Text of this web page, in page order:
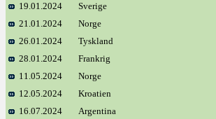
19.01.2024
Sverige
21.01.2024
Norge
26.01.2024
Tyskland
28.01.2024
Frankrig
11.05.2024
Norge
12.05.2024
Kroatien
16.07.2024
Argentina